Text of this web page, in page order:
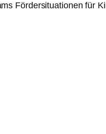
Fördersituationen für